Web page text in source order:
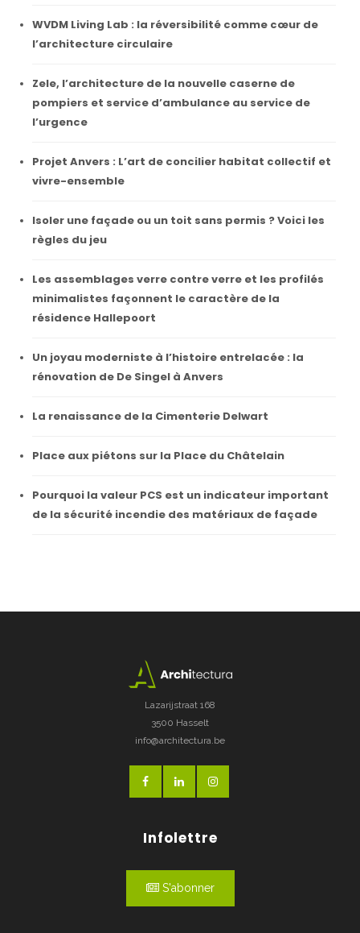
WVDM Living Lab : la réversibilité comme cœur de
l’architecture circulaire
Zele, l’architecture de la nouvelle caserne de
pompiers et service d’ambulance au service de
l’urgence
Projet Anvers : L’art de concilier habitat collectif et
vivre-ensemble
Isoler une façade ou un toit sans permis ? Voici les
règles du jeu
Les assemblages verre contre verre et les profilés
minimalistes façonnent le caractère de la
résidence Hallepoort
Un joyau moderniste à l’histoire entrelacée : la
rénovation de De Singel à Anvers
La renaissance de la Cimenterie Delwart
Place aux piétons sur la Place du Châtelain
Pourquoi la valeur PCS est un indicateur important
de la sécurité incendie des matériaux de façade
Lazarijstraat 168
3500 Hasselt
info@architectura.be
Infolettre
S'abonner